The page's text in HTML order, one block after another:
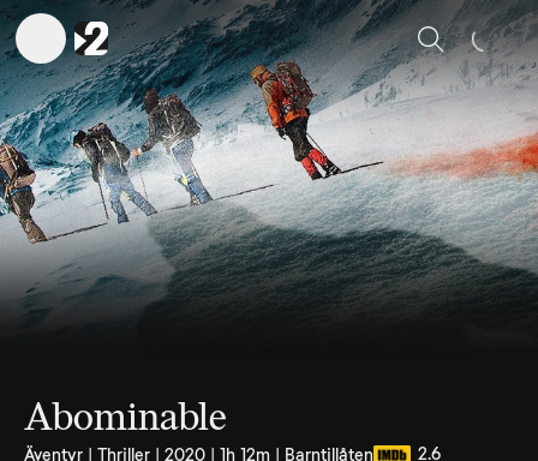
Sök
Abominable
Äventyr | Thriller | 2020 | 1h 12m | Barntillåten 2.6